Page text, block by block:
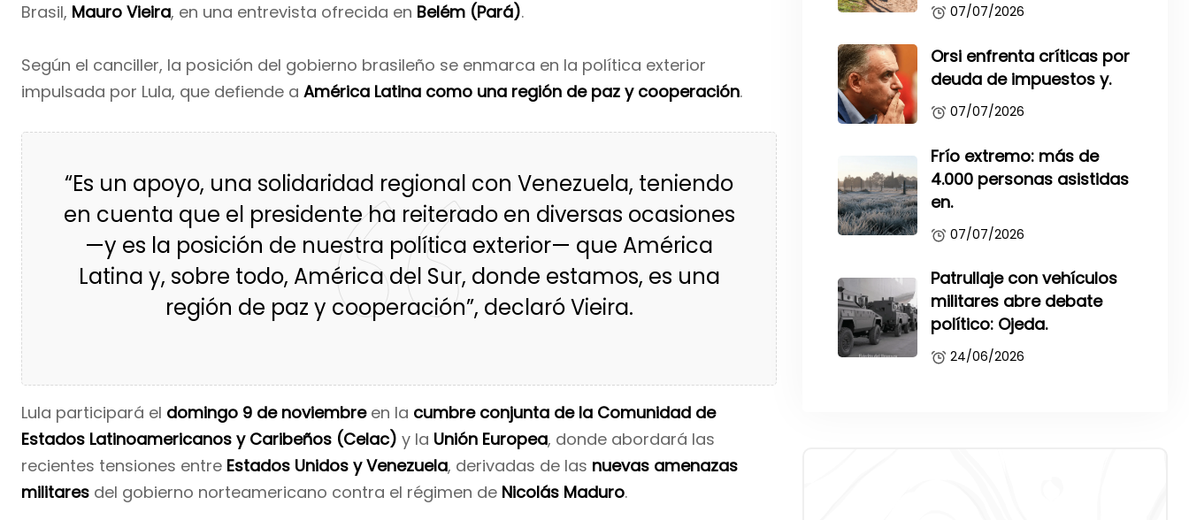
Brasil, Mauro Vieira, en una entrevista ofrecida en Belém (Pará).
Según el canciller, la posición del gobierno brasileño se enmarca en la política exterior
impulsada por Lula, que defiende a América Latina como una región de paz y cooperación.
“Es un apoyo, una solidaridad regional con Venezuela, teniendo
en cuenta que el presidente ha reiterado en diversas ocasiones
—y es la posición de nuestra política exterior— que América
Latina y, sobre todo, América del Sur, donde estamos, es una
región de paz y cooperación”, declaró Vieira.
Lula participará el domingo 9 de noviembreen la cumbre conjunta de la Comunidad de
Estados Latinoamericanos y Caribeños (Celac) y la Unión Europea, donde abordará las
recientes tensiones entre Estados Unidos y Venezuela, derivadas de las nuevas amenazas
militares del gobierno norteamericano contra el régimen de Nicolás Maduro.
07/07/2026
Orsi enfrenta críticas por
deuda de impuestos y.
07/07/2026
Frío extremo: más de
4.000 personas asistidas
en.
07/07/2026
Patrullaje con vehículos
militares abre debate
político: Ojeda.
24/06/2026